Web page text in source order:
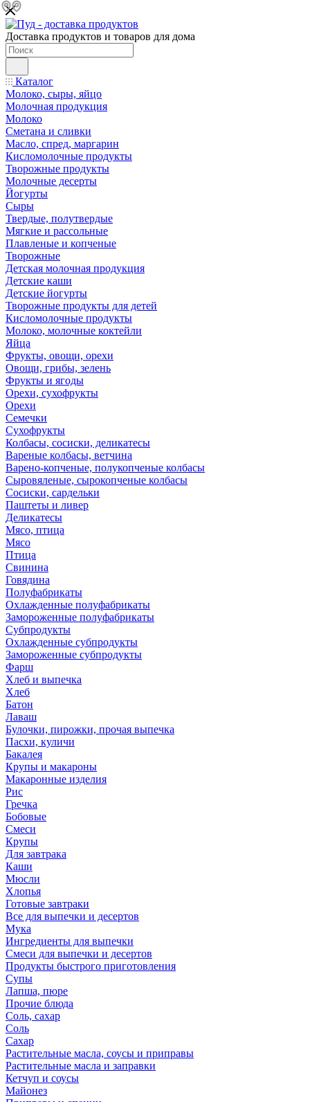
Доставка продуктов и товаров для дома
Каталог
Молоко, сыры, яйцо
Молочная продукция
Молоко
Сметана и сливки
Масло, спред, маргарин
Кисломолочные продукты
Творожные продукты
Молочные десерты
Йогурты
Сыры
Твердые, полутвердые
Мягкие и рассольные
Плавленые и копченые
Творожные
Детская молочная продукция
Детские каши
Детские йогурты
Творожные продукты для детей
Кисломолочные продукты
Молоко, молочные коктейли
Яйца
Фрукты, овощи, орехи
Овощи, грибы, зелень
Фрукты и ягоды
Орехи, сухофрукты
Орехи
Семечки
Сухофрукты
Колбасы, сосиски, деликатесы
Вареные колбасы, ветчина
Варено-копченые, полукопченые колбасы
Сыровяленые, сырокопченые колбасы
Сосиски, сардельки
Паштеты и ливер
Деликатесы
Мясо, птица
Мясо
Птица
Свинина
Говядина
Полуфабрикаты
Охлажденные полуфабрикаты
Замороженные полуфабрикаты
Субпродукты
Охлажденные субпродукты
Замороженные субпродукты
Фарш
Хлеб и выпечка
Хлеб
Батон
Лаваш
Булочки, пирожки, прочая выпечка
Пасхи, куличи
Бакалея
Крупы и макароны
Макаронные изделия
Рис
Гречка
Бобовые
Смеси
Крупы
Для завтрака
Каши
Мюсли
Хлопья
Готовые завтраки
Все для выпечки и десертов
Мука
Ингредиенты для выпечки
Смеси для выпечки и десертов
Продукты быстрого приготовления
Супы
Лапша, пюре
Прочие блюда
Соль, сахар
Соль
Сахар
Растительные масла, соусы и приправы
Растительные масла и заправки
Кетчуп и соусы
Майонез